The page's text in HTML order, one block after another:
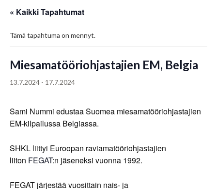
« Kaikki Tapahtumat
Tämä tapahtuma on mennyt.
Miesamatööriohjastajien EM, Belgia
13.7.2024 - 17.7.2024
Sami Nummi edustaa Suomea miesamatööriohjastajien
EM-kilpailussa Belgiassa.
SHKL liittyi Euroopan raviamatööriohjastajien
liiton FEGAT:n jäseneksi vuonna 1992.
FEGAT järjestää vuosittain nais- ja